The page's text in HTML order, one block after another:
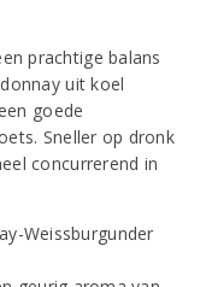
prachtige balans
uit koel
goede
Sneller op dronk
concurrerend in